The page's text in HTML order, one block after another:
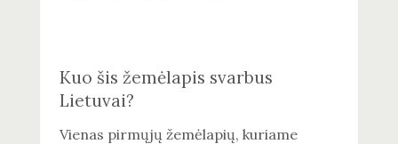
Kuo šis žemėlapis svarbus
Lietuvai?
Vienas pirmųjų žemėlapių, kuriame